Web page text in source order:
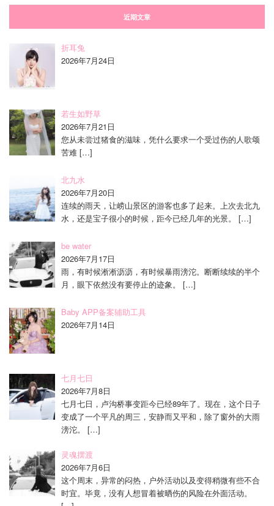
近期文章
折耳兔
2026年7月24日
若生如野草
2026年7月21日
您从未尝过猪食的滋味，凭什么要求一个受过伤的人歌颂
苦难[…]
北九水
2026年7月20日
连续的雨天，让崂山景区的游客也多了起来。上次去北九
水，还是宝子很小的时候，距今已经几年的光景。
[…]
be water
2026年7月17日
雨，有时候淅淅沥沥，有时候暴雨滂沱。断断续续的半个
月，眼下依然没有要停止的迹象。
[…]
Baby APP备案辅助工具
2026年7月14日
七月七日
2026年7月8日
七月七日，卢沟桥事变距今已经89年了。现在，这个日子
变成了一个平凡的周三，安静而又平和，除了窗外的大雨
滂沱。
[…]
灵魂摆渡
2026年7月6日
这个周末，异常的闷热，户外活动以及变得稍微有些不合
时宜。毕竟，没有人想冒着被晒伤的风险在外面活动。